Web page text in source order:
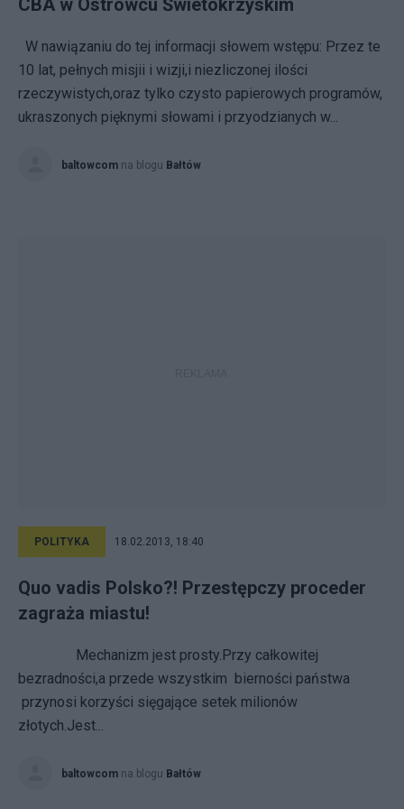
CBA w Ostrowcu Świetokrzyskim
W nawiązaniu do tej informacji słowem wstępu: Przez te
10 lat, pełnych misjii i wizji,i niezliczonej ilości
rzeczywistych,oraz tylko czysto papierowych programów,
ukraszonych pięknymi słowami i przyodzianych w...
baltowcom na blogu Bałtów
POLITYKA 18.02.2013, 18:40
Quo vadis Polsko?! Przestępczy proceder
zagraża miastu!
Mechanizm jest prosty.Przy całkowitej
bezradności,a przede wszystkim bierności państwa
przynosi korzyści sięgające setek milionów
złotych.Jest...
baltowcom na blogu Bałtów